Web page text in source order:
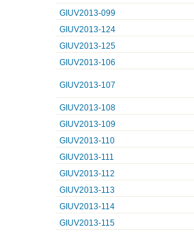
GIUV2013-099
GIUV2013-124
GIUV2013-125
GIUV2013-106
GIUV2013-107
GIUV2013-108
GIUV2013-109
GIUV2013-110
GIUV2013-111
GIUV2013-112
GIUV2013-113
GIUV2013-114
GIUV2013-115